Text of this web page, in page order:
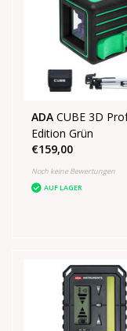
ADA CUBE 3D
Edition Grün
€159,00
Noch keine Bewertungen
AUF LAGER